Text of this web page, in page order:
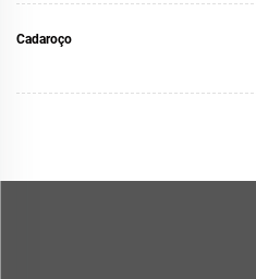
Cadaroço